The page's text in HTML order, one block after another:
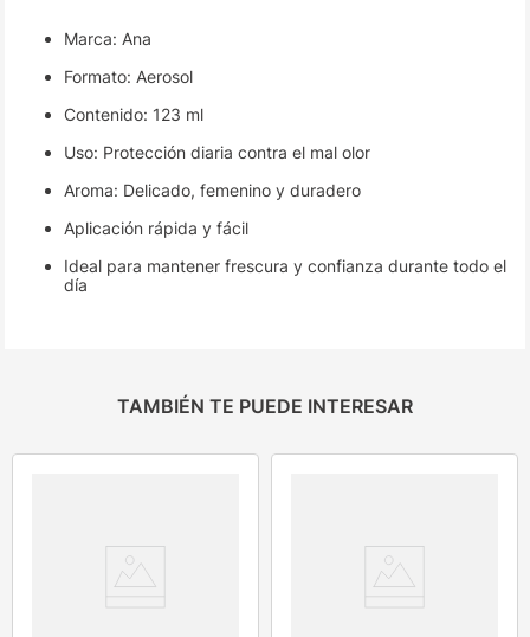
Marca: Ana
Formato: Aerosol
Contenido: 123 ml
Uso: Protección diaria contra el mal olor
Aroma: Delicado, femenino y duradero
Aplicación rápida y fácil
Ideal para mantener frescura y confianza durante todo el
día
TAMBIÉN TE PUEDE INTERESAR